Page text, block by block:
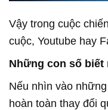
Vậy trong cuộc
cuộc, Youtube hay
Những con số biết
Nếu nhìn vào
hoàn toàn thay đổi